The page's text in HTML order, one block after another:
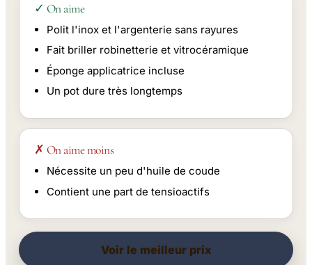
✓ On aime
Polit l'inox et l'argenterie sans rayures
Fait briller robinetterie et vitrocéramique
Éponge applicatrice incluse
Un pot dure très longtemps
✗ On aime moins
Nécessite un peu d'huile de coude
Contient une part de tensioactifs
Voir le meilleur prix